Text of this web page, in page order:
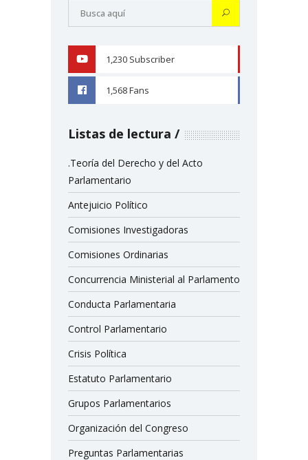
1,230 Subscriber
1,568Fans
Listas de lectura
.Teoría del Derecho y del Acto
Parlamentario
Antejuicio Político
Comisiones Investigadoras
Comisiones Ordinarias
Concurrencia Ministerial al Parlamento
Conducta Parlamentaria
Control Parlamentario
Crisis Política
Estatuto Parlamentario
Grupos Parlamentarios
Organización del Congreso
Preguntas Parlamentarias